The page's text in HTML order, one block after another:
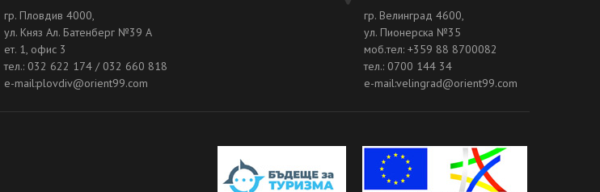
гр. Пловдив 4000,
ул. Княз Ал. Батенберг №39 A
ет. 1, офис 3
тел.: 032 622 174 / 032 660 818
e-mail:plovdiv@orient99.com
гр. Велинград 4600,
ул. Пионерска №35
моб.тел: +359 88 8700082
тел.: 0700 144 34
e-mail:velingrad@orient99.com